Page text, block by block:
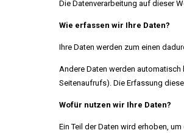
Die Datenverarbeitung auf dieser
Wie erfassen wir Ihre Daten?
Ihre Daten werden zum einen
Andere Daten werden automatisch
Seitenaufrufs). Die Erfassung
Wofür nutzen wir Ihre Daten?
Ein Teil der Daten wird erhoben,